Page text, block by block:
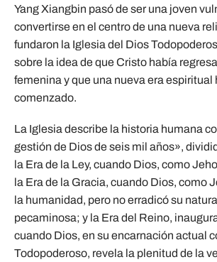
Yang Xiangbin pasó de ser una joven
convertirse en el centro de una nueva
fundaron la Iglesia del Dios
sobre la idea de que Cristo había
femenina y que una nueva era espiritual
comenzado.
La Iglesia describe la historia humana
gestión de Dios de seis mil años»,
la Era de la Ley, cuando Dios, como
la Era de la Gracia, cuando Dios, como
la humanidad, pero no erradicó su
pecaminosa; y la Era del Reino,
cuando Dios, en su encarnación actual
Todopoderoso, revela la plenitud de la